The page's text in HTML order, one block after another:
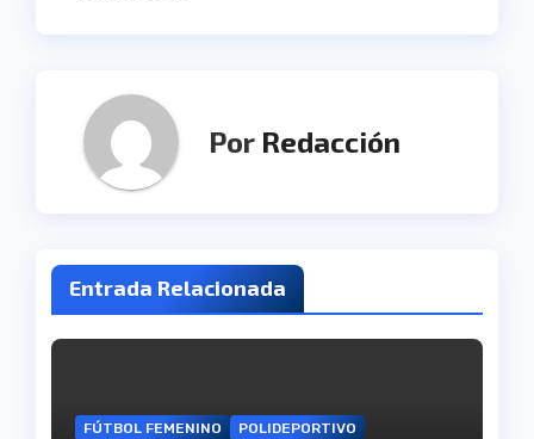
Por Redacción
Entrada Relacionada
FÚTBOL FEMENINO POLIDEPORTIVO